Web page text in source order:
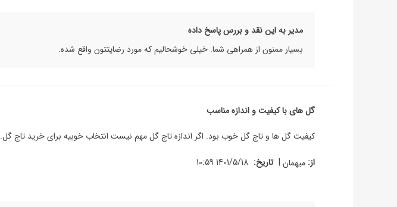
مدیر به این نقد و بررس پاسخ داده
بسیار ممنون از همراهی شما. خیلی خوشحالیم که مورد رضایتتون واقع شده.
گل های با کیفیت و اندازه مناسب
کیفیت گل ها و تاج گل خوب بود. اگر اندازه تاج گل مهم نیست انتخاب خوبیه برای خرید تاج گل.
از: میهمان | تاریخ: 1401/5/18 10:59